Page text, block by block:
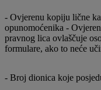
- Ovjerenu kopiju lične
opunomoćenika -
pravnog lica ovlaščuje
formulare, ako to neće
- Broj dionica koje